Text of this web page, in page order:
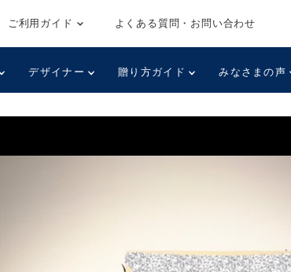
ご利用ガイド よくある質問・お問い合わせ
デザイナー 贈り方ガイド みなさまの声